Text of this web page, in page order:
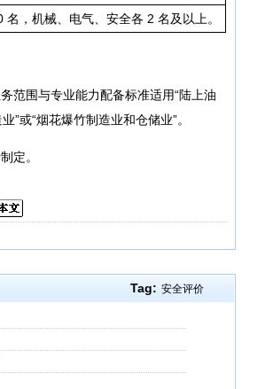
，机械、电气、安全各 2 名及以上。
范围与专业能力配备标准适用“陆上油
”或“烟花爆竹制造业和仓储业”。
定。
Tag: 安全评价